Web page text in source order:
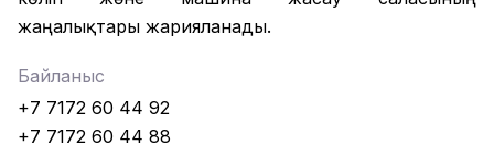
жаңалықтары жарияланады.
Байланыс
+7 7172 60 44 92
+7 7172 60 44 88